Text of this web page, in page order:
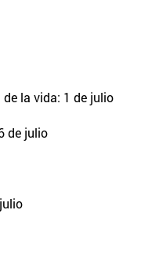
la vida: 1 de julio
de julio